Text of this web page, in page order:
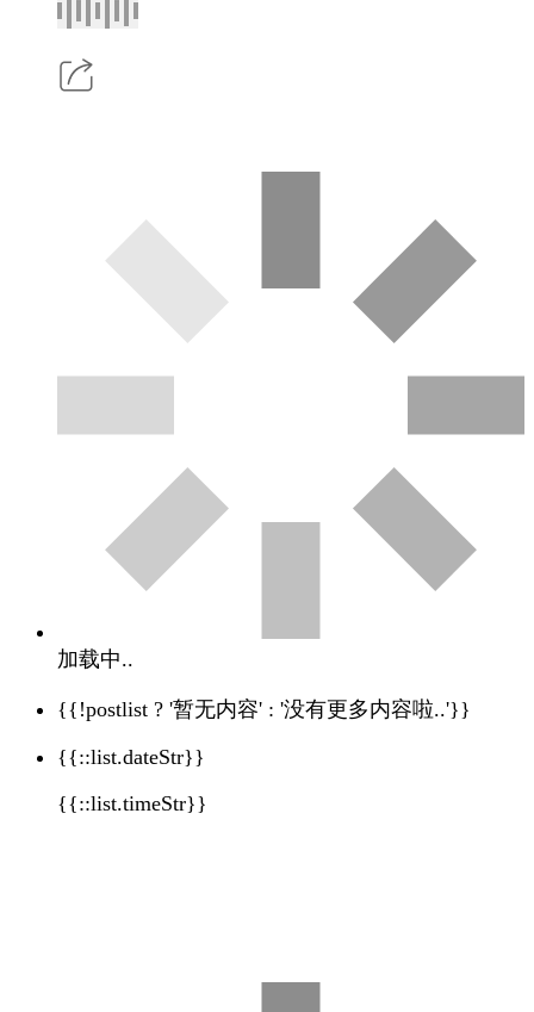
加载中..
{{!postlist ? '暂无内容' : '没有更多内容啦..'}}
{{::list.dateStr}}
{{::list.timeStr}}